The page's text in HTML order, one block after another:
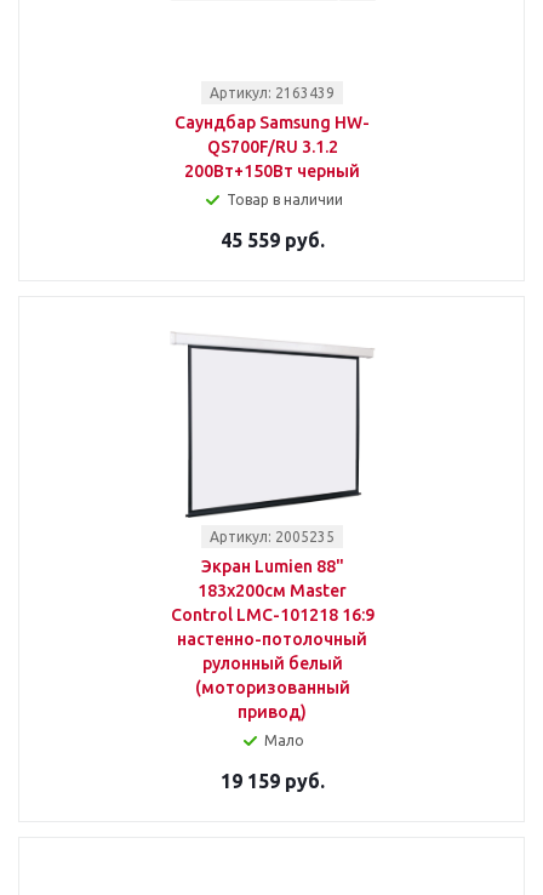
Артикул: 2163439
Саундбар Samsung HW-
QS700F/RU 3.1.2
200Вт+150Вт черный
Товар в наличии
45 559 руб.
Артикул: 2005235
Экран Lumien 88"
183x200см Master
Control LMC-101218 16:9
настенно-потолочный
рулонный белый
(моторизованный
привод)
Мало
19 159 руб.